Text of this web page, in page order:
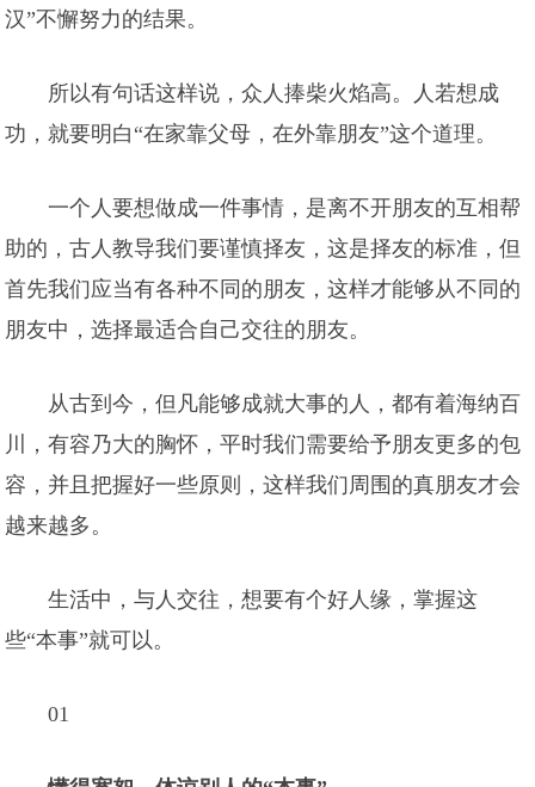
汉”不懈努力的结果。
所以有句话这样说，众人捧柴火焰高。人若想成
功，就要明白“在家靠父母，在外靠朋友”这个道理。
一个人要想做成一件事情，是离不开朋友的互相帮
助的，古人教导我们要谨慎择友，这是择友的标准，但
首先我们应当有各种不同的朋友，这样才能够从不同的
朋友中，选择最适合自己交往的朋友。
从古到今，但凡能够成就大事的人，都有着海纳百
川，有容乃大的胸怀，平时我们需要给予朋友更多的包
容，并且把握好一些原则，这样我们周围的真朋友才会
越来越多。
生活中，与人交往，想要有个好人缘，掌握这
些“本事”就可以。
01